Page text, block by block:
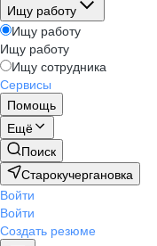
Ищу работу
Ищу работу
Ищу работу
Ищу сотрудника
Сервисы
Помощь
Ещё
Поиск
Старокучергановка
Войти
Войти
Создать резюме